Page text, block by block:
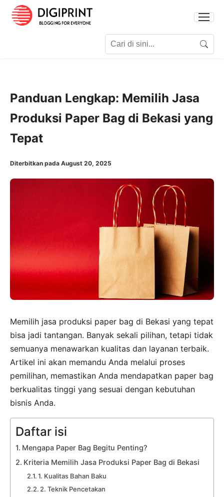
Search
Panduan Lengkap: Memilih Jasa
Produksi Paper Bag di Bekasi yang
Tepat
Diterbitkan pada August 20, 2025
Memilih jasa produksi paper bag di Bekasi yang tepat
bisa jadi tantangan. Banyak sekali pilihan, tetapi tidak
semuanya menawarkan kualitas dan layanan terbaik.
Artikel ini akan memandu Anda melalui proses
pemilihan, memastikan Anda mendapatkan paper bag
berkualitas tinggi yang sesuai dengan kebutuhan
bisnis Anda.
Daftar isi
Mengapa Paper Bag Begitu Penting?
Kriteria Memilih Jasa Produksi Paper Bag di Bekasi
1. Kualitas Bahan Baku
2. Teknik Pencetakan